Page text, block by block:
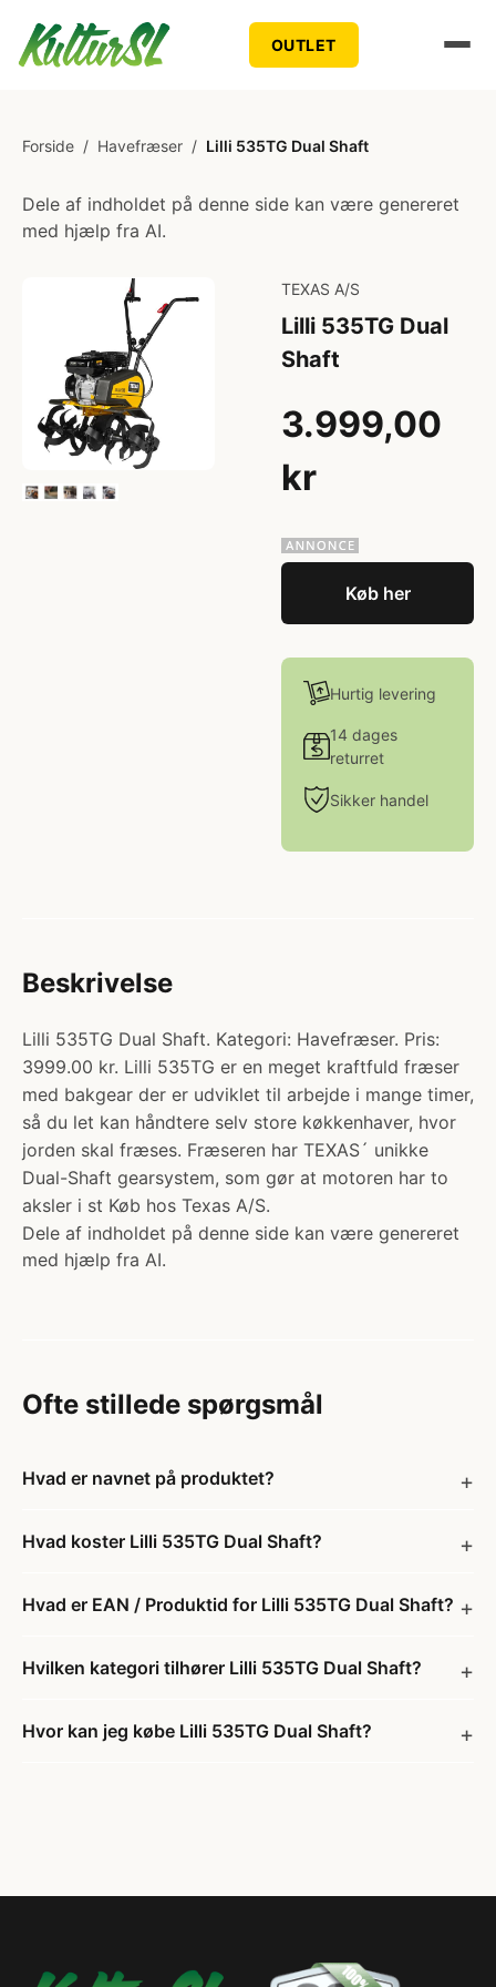
OUTLET
Forside / Havefræser / Lilli 535TG Dual Shaft
Dele af indholdet på denne side kan være genereret
med hjælp fra AI.
TEXAS A/S
Lilli 535TG Dual
Shaft
3.999,00
kr
Køb her
Hurtig levering
14 dages
returret
Sikker handel
Beskrivelse
Lilli 535TG Dual Shaft. Kategori: Havefræser. Pris:
3999.00 kr. Lilli 535TG er en meget kraftfuld fræser
med bakgear der er udviklet til arbejde i mange timer,
så du let kan håndtere selv store køkkenhaver, hvor
jorden skal fræses. Fræseren har TEXAS´ unikke
Dual-Shaft gearsystem, som gør at motoren har to
aksler i st Køb hos Texas A/S.
Dele af indholdet på denne side kan være genereret
med hjælp fra AI.
Ofte stillede spørgsmål
Hvad er navnet på produktet?
Hvad koster Lilli 535TG Dual Shaft?
Hvad er EAN / Produktid for Lilli 535TG Dual Shaft?
Hvilken kategori tilhører Lilli 535TG Dual Shaft?
Hvor kan jeg købe Lilli 535TG Dual Shaft?